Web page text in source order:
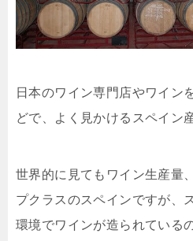
日本のワイン専門店やワイン
どで、よく見かけるスペイン
世界的に見てもワイン生産量
プクラスのスペインですが、
環境でワインが造られている